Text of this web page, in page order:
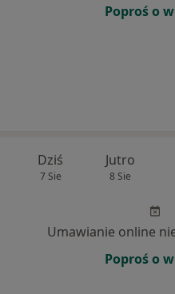
Poproś o
Dziś
7 Sie
Jutro
8 Sie
Umawianie online
Poproś o